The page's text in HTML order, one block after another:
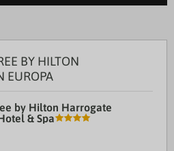
BY HILTON
EUROPA
by Hilton Harrogate
& Spa